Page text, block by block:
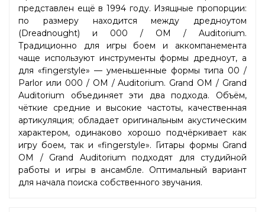
представлен ещё в 1994 году. Изящные пропорции:
по размеру находится между дредноутом
(Dreadnought) и 000 / OM / Auditorium.
Традиционно для игры боем и аккомпанемента
чаще используют инструменты формы дредноут, а
для «fingerstyle» — уменьшенные формы типа 00 /
Parlor или 000 / OM / Auditorium. Grand OM / Grand
Auditorium объединяет эти два подхода. Объём,
чёткие средние и высокие частоты, качественная
артикуляция; обладает оригинальным акустическим
характером, одинаково хорошо подчёркивает как
игру боем, так и «fingerstyle». Гитары формы Grand
OM / Grand Auditorium подходят для студийной
работы и игры в ансамбле. Оптимальный вариант
для начала поиска собственного звучания.